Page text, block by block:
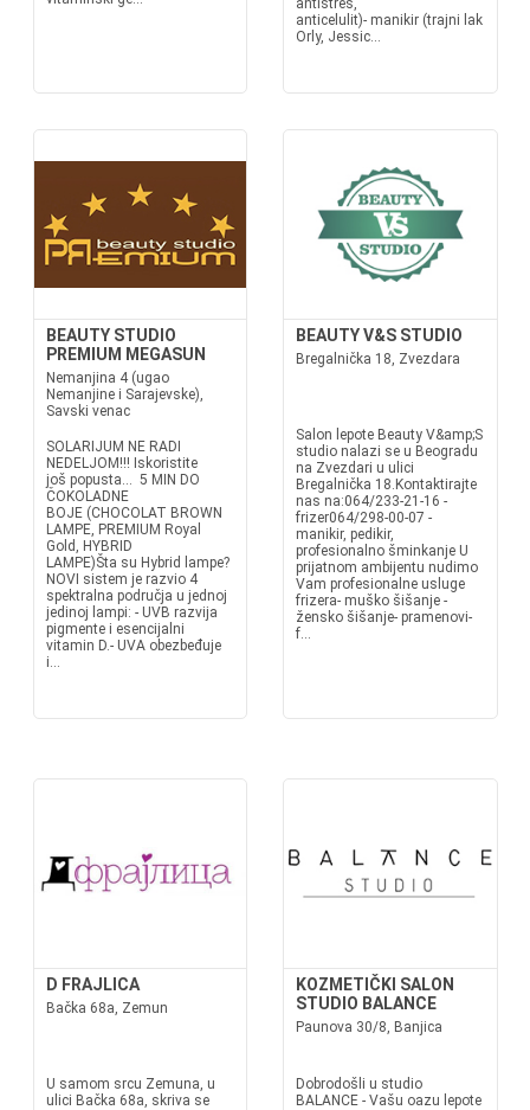
antistres,
anticelulit)- manikir (trajni lak
Orly, Jessic...
BEAUTY STUDIO
PREMIUM MEGASUN
Nemanjina 4 (ugao
Nemanjine i Sarajevske),
Savski venac
SOLARIJUM NE RADI
NEDELJOM!!! Iskoristite
još popusta... 5 MIN DO
ČOKOLADNE
BOJE (CHOCOLAT BROWN
LAMPE, PREMIUM Royal
Gold, HYBRID
LAMPE)Šta su Hybrid lampe?
NOVI sistem je razvio 4
spektralna područja u jednoj
jedinoj lampi: - UVB razvija
pigmente i esencijalni
vitamin D.- UVA obezbeđuje
i...
BEAUTY V&S STUDIO
Bregalnička 18, Zvezdara
Salon lepote Beauty V&amp;S
studio nalazi se u Beogradu
na Zvezdari u ulici
Bregalnička 18.Kontaktirajte
nas na:064/233-21-16 -
frizer064/298-00-07 -
manikir, pedikir,
profesionalno šminkanje U
prijatnom ambijentu nudimo
Vam profesionalne usluge
frizera- muško šišanje -
žensko šišanje- pramenovi-
f...
D FRAJLICA
Bačka 68a, Zemun
U samom srcu Zemuna, u
ulici Bačka 68a, skriva se
KOZMETIČKI SALON
STUDIO BALANCE
Paunova 30/8, Banjica
Dobrodošli u studio
BALANCE - Vašu oazu lepote